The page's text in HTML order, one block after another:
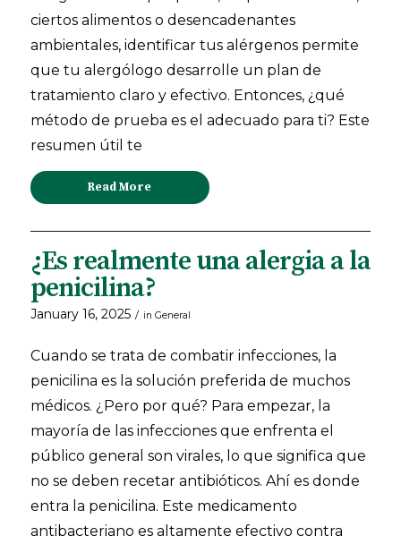
ciertos alimentos o desencadenantes
ambientales, identificar tus alérgenos permite
que tu alergólogo desarrolle un plan de
tratamiento claro y efectivo. Entonces, ¿qué
método de prueba es el adecuado para ti? Este
resumen útil te
Read More
¿Es realmente una alergia a la
penicilina?
January 16, 2025 / in General
Cuando se trata de combatir infecciones, la
penicilina es la solución preferida de muchos
médicos. ¿Pero por qué? Para empezar, la
mayoría de las infecciones que enfrenta el
público general son virales, lo que significa que
no se deben recetar antibióticos. Ahí es donde
entra la penicilina. Este medicamento
antibacteriano es altamente efectivo contra